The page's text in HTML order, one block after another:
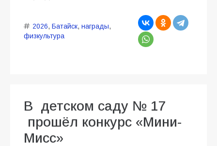
2026, Батайск, награды,
физкультура
В детском саду № 17
прошёл конкурс «Мини-
Мисс»